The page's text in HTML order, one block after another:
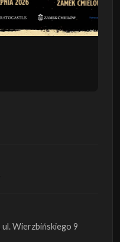
Wierzbińskiego 9